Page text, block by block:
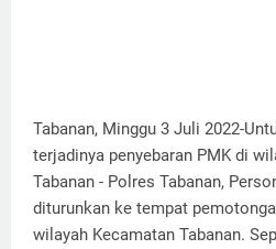
Tabanan, Minggu 3 Juli 2022-
terjadinya penyebaran PMK di
Tabanan - Polres Tabanan,
diturunkan ke tempat
wilayah Kecamatan Tabanan.